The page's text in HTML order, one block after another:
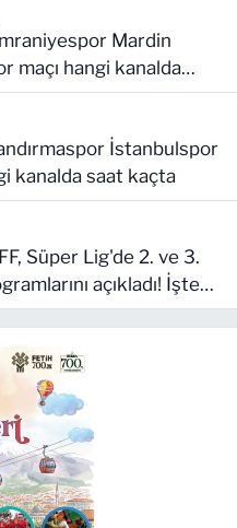
maçı hangi kanalda
kanalda saat kaçta
açıkladı! İşte
saati